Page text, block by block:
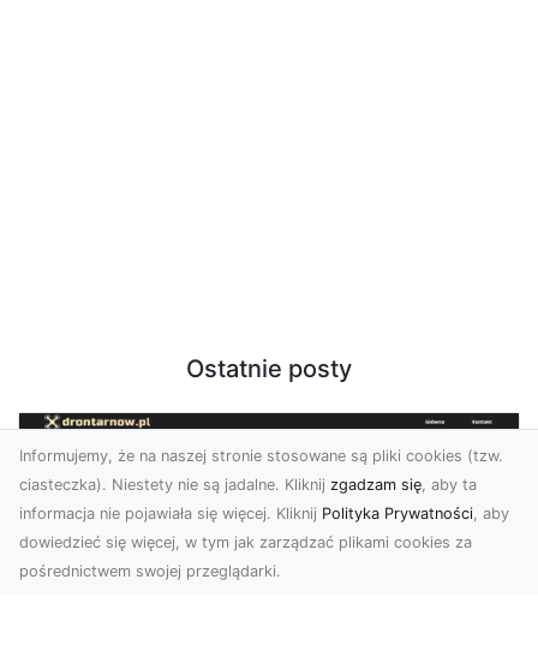
Ostatnie posty
Informujemy, że na naszej stronie stosowane są pliki cookies (tzw.
ciasteczka). Niestety nie są jadalne. Kliknij zgadzam się, aby ta
informacja nie pojawiała się więcej. Kliknij Polityka Prywatności, aby
dowiedzieć się więcej, w tym jak zarządzać plikami cookies za
pośrednictwem swojej przeglądarki.